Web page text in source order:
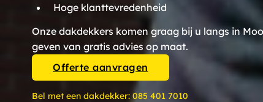
Hoge klanttevredenheid
Onze dakdekkers komen graag bij u langs in
geven van gratis advies op maat.
Offerte aanvragen
Bel met een dakdekker: 085 401 7010